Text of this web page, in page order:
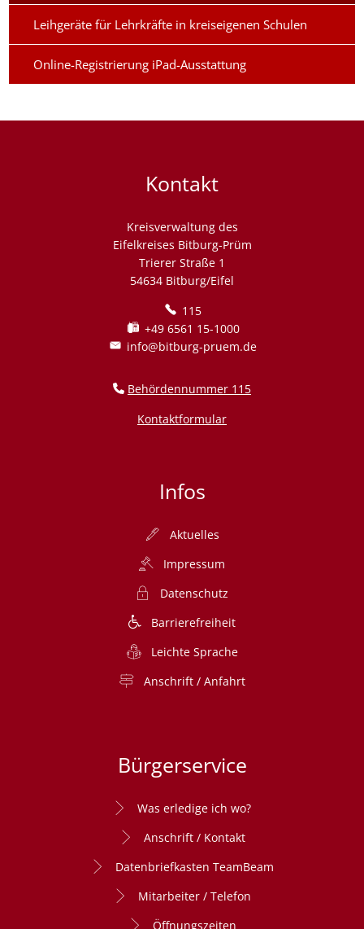
Leihgeräte für Lehrkräfte in kreiseigenen Schulen
Online-Registrierung iPad-Ausstattung
Kontakt
Kreisverwaltung des
Eifelkreises Bitburg-Prüm
Trierer Straße 1
54634 Bitburg/Eifel
115
+49 6561 15-1000
info@bitburg-pruem.de
Behördennummer 115
Kontaktformular
Infos
Aktuelles
Impressum
Datenschutz
Barrierefreiheit
Leichte Sprache
Anschrift / Anfahrt
Bürgerservice
Was erledige ich wo?
Anschrift / Kontakt
Datenbriefkasten TeamBeam
Mitarbeiter / Telefon
Öffnungszeiten